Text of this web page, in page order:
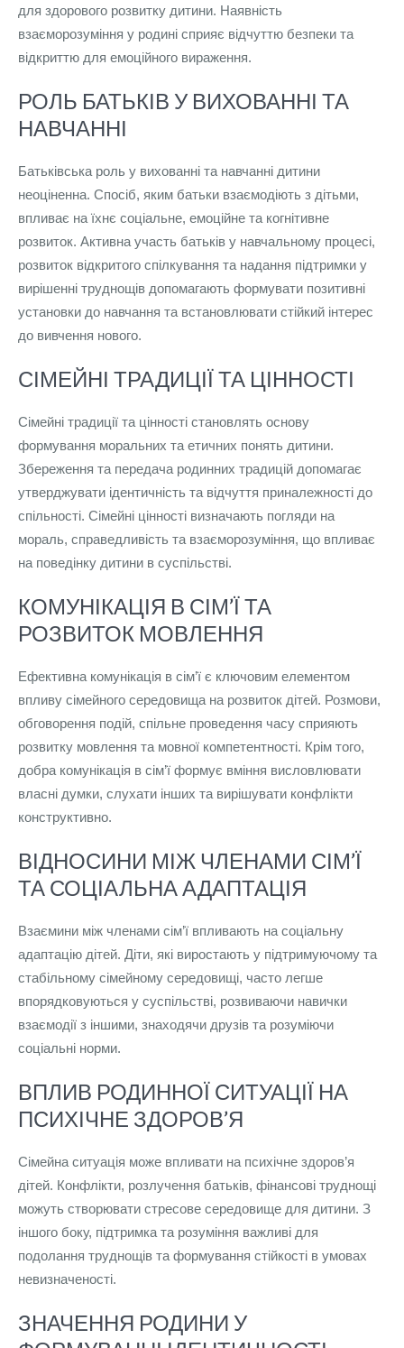
для здорового розвитку дитини. Наявність
взаєморозуміння у родині сприяє відчуттю безпеки та
відкриттю для емоційного вираження.
РОЛЬ БАТЬКІВ У ВИХОВАННІ ТА
НАВЧАННІ
Батьківська роль у вихованні та навчанні дитини
неоціненна. Спосіб, яким батьки взаємодіють з дітьми,
впливає на їхнє соціальне, емоційне та когнітивне
розвиток. Активна участь батьків у навчальному процесі,
розвиток відкритого спілкування та надання підтримки у
вирішенні труднощів допомагають формувати позитивні
установки до навчання та встановлювати стійкий інтерес
до вивчення нового.
СІМЕЙНІ ТРАДИЦІЇ ТА ЦІННОСТІ
Сімейні традиції та цінності становлять основу
формування моральних та етичних понять дитини.
Збереження та передача родинних традицій допомагає
утверджувати ідентичність та відчуття приналежності до
спільності. Сімейні цінності визначають погляди на
мораль, справедливість та взаєморозуміння, що впливає
на поведінку дитини в суспільстві.
КОМУНІКАЦІЯ В СІМ’Ї ТА
РОЗВИТОК МОВЛЕННЯ
Ефективна комунікація в сім’ї є ключовим елементом
впливу сімейного середовища на розвиток дітей. Розмови,
обговорення подій, спільне проведення часу сприяють
розвитку мовлення та мовної компетентності. Крім того,
добра комунікація в сім’ї формує вміння висловлювати
власні думки, слухати інших та вирішувати конфлікти
конструктивно.
ВІДНОСИНИ МІЖ ЧЛЕНАМИ СІМ’Ї
ТА СОЦІАЛЬНА АДАПТАЦІЯ
Взаємини між членами сім’ї впливають на соціальну
адаптацію дітей. Діти, які виростають у підтримуючому та
стабільному сімейному середовищі, часто легше
впорядковуються у суспільстві, розвиваючи навички
взаємодії з іншими, знаходячи друзів та розуміючи
соціальні норми.
ВПЛИВ РОДИННОЇ СИТУАЦІЇ НА
ПСИХІЧНЕ ЗДОРОВ’Я
Сімейна ситуація може впливати на психічне здоров’я
дітей. Конфлікти, розлучення батьків, фінансові труднощі
можуть створювати стресове середовище для дитини. З
іншого боку, підтримка та розуміння важливі для
подолання труднощів та формування стійкості в умовах
невизначеності.
ЗНАЧЕННЯ РОДИНИ У